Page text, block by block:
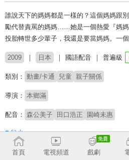
誰說天下的媽媽都是一樣的？這個媽媽跟
勵代替責罵的媽媽……她是一個熱愛『媽
投胎轉世多少輩子，我還是要當媽媽。一
2009 日本 國語配音 普遍級
類別： 動畫/卡通 兒童 親子關係
導演： 本鄉滿
配音： 森公美子 田口浩正 園崎未惠
# 兒少
首頁 電視頻道 戲劇